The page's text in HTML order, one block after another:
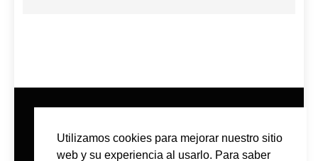
Utilizamos cookies para mejorar nuestro sitio
web y su experiencia al usarlo. Para saber